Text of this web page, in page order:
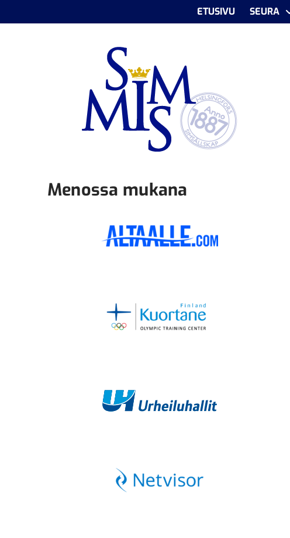
ETUSIVU SEURA
Menossa mukana